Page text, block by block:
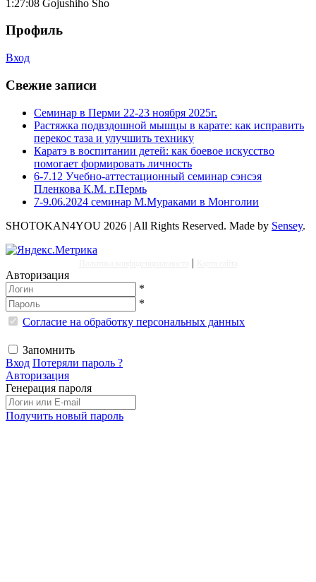
1:27:08 Gojushiho Sho
Профиль
Вход
Свежие записи
Семинар в Перми 22-23 ноября 2025г.
Растяжка подвздошной мышцы в карате: как исправить
перекос таза и улучшить технику
Каратэ в воспитании детей: как боевое искусство
помогает формировать личность
6-7.12 Учебно-аттестационный семинар сэнсэя
Пленкова К.М. г.Пермь
7-9.06.2024 семинар М.Мураками в Монголии
SHOTOKAN4YOU 2026 | All Rights Reserved. Made by Sensey.
|
Авторизация
*
*
Согласие на обработку персональных данных
Запомнить
Вход Потеряли пароль ?
Авторизация
Генерация пароля
Получить новый пароль